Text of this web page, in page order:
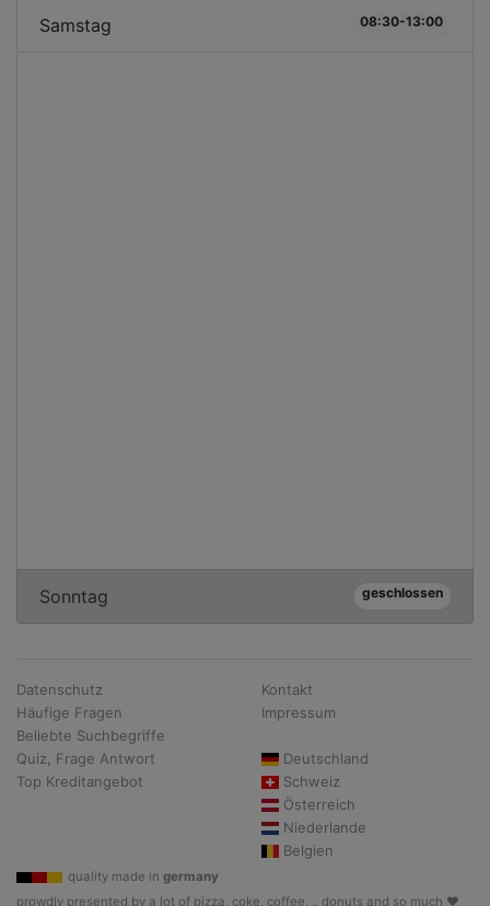
Samstag 08:30-13:00
Sonntag geschlossen
Datenschutz
Häufige Fragen
Beliebte Suchbegriffe
Quiz, Frage Antwort
Top Kreditangebot
Kontakt
Impressum
Deutschland
Schweiz
Österreich
Niederlande
Belgien
quality made in germany
prowdly presented by a lot of pizza, coke, coffee, .. donuts and so much ♥